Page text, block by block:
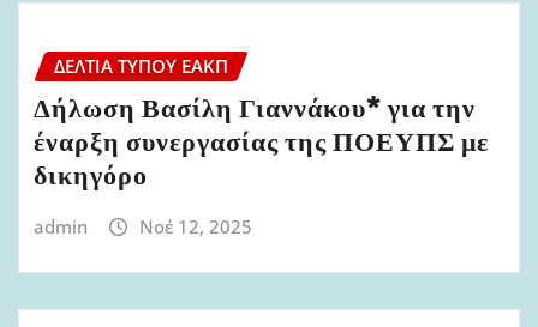
ΔΕΛΤΊΑ ΤΎΠΟΥ ΕΑΚΠ
Δήλωση Βασίλη Γιαννάκου* για την
έναρξη συνεργασίας της ΠΟΕΥΠΣ με
δικηγόρο
admin Νοέ 12, 2025